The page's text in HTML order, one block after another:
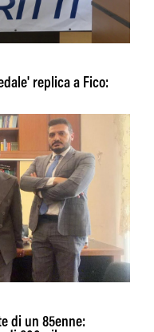
replica a Fico:
di un 85enne: